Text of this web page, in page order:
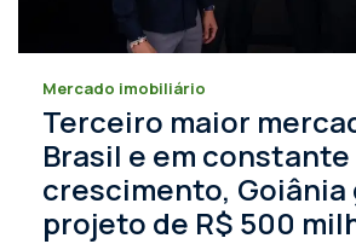
Mercado imobiliário
Terceiro maior
Brasil e em constante
crescimento, Goiânia
projeto de R$ 500